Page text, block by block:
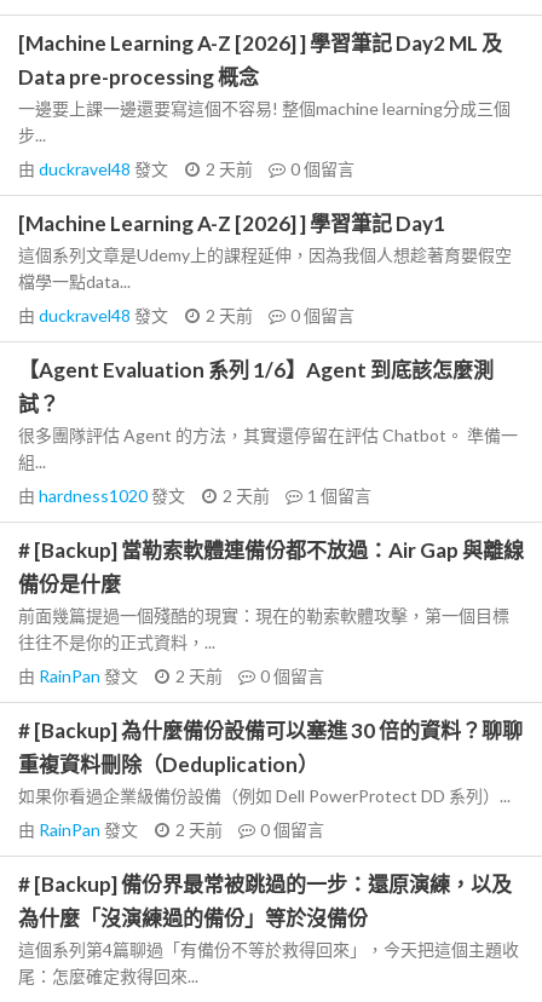
[Machine Learning A-Z [2026] ] 學習筆記 Day2 ML 及
Data pre-processing 概念
一邊要上課一邊還要寫這個不容易! 整個machine learning分成三個
步...
由 duckravel48 發文 2 天前 0個留言
[Machine Learning A-Z [2026] ] 學習筆記 Day1
這個系列文章是Udemy上的課程延伸，因為我個人想趁著育嬰假空
檔學一點data...
由 duckravel48 發文 2 天前 0個留言
【Agent Evaluation 系列 1/6】Agent 到底該怎麼測
試？
很多團隊評估 Agent 的方法，其實還停留在評估 Chatbot。 準備一
組...
由 hardness1020發文 2 天前 1 個留言
# [Backup] 當勒索軟體連備份都不放過：Air Gap 與離線
備份是什麼
前面幾篇提過一個殘酷的現實：現在的勒索軟體攻擊，第一個目標
往往不是你的正式資料，...
由 RainPan 發文 2 天前 0個留言
# [Backup] 為什麼備份設備可以塞進 30 倍的資料？聊聊
重複資料刪除（Deduplication）
如果你看過企業級備份設備（例如 Dell PowerProtect DD 系列）...
由 RainPan 發文 2 天前 0個留言
# [Backup] 備份界最常被跳過的一步：還原演練，以及
為什麼「沒演練過的備份」等於沒備份
這個系列第4篇聊過「有備份不等於救得回來」，今天把這個主題收
尾：怎麼確定救得回來...